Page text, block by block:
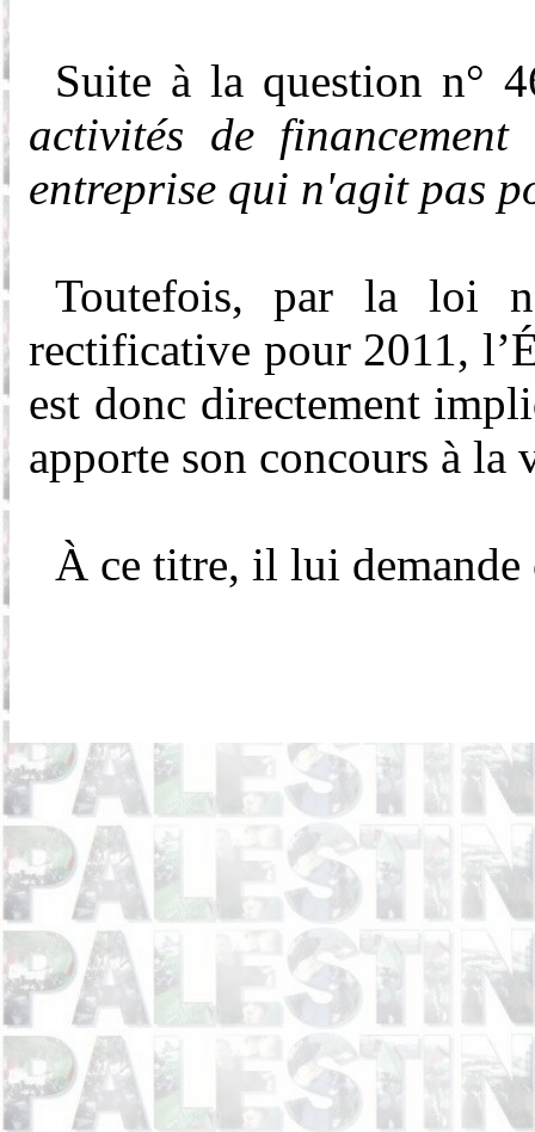
Suite à la question n°
activités de
entreprise qui n'agit pas
Toutefois, par la loi
rectificative pour 2011, l
est donc directement
apporte son concours à
À ce titre, il lui demande